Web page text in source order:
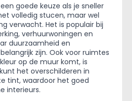
goede keuze als je sneller
volledig stucen, maar wel
verwacht. Het is populair bij
verhuurwoningen en
duurzaamheid en
zijn. Ook voor ruimtes
op de muur komt, is
het overschilderen in
tint, waardoor het goed
interieurs.